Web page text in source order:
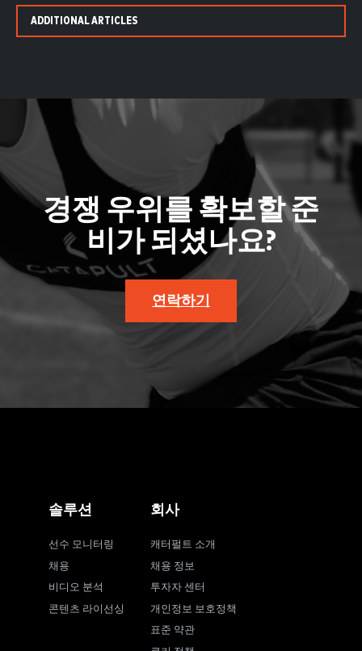
ADDITIONAL ARTICLES
경쟁 우위를 확보할 준
비가 되셨나요?
연락하기
솔루션
선수 모니터링
채용
비디오 분석
콘텐츠 라이선싱
회사
캐터펄트 소개
채용 정보
투자자 센터
개인정보 보호정책
표준 약관